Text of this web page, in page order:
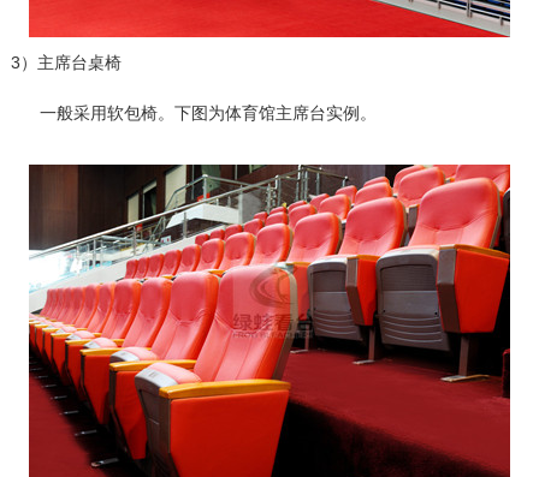
3）主席台桌椅
一般采用软包椅。下图为体育馆主席台实例。